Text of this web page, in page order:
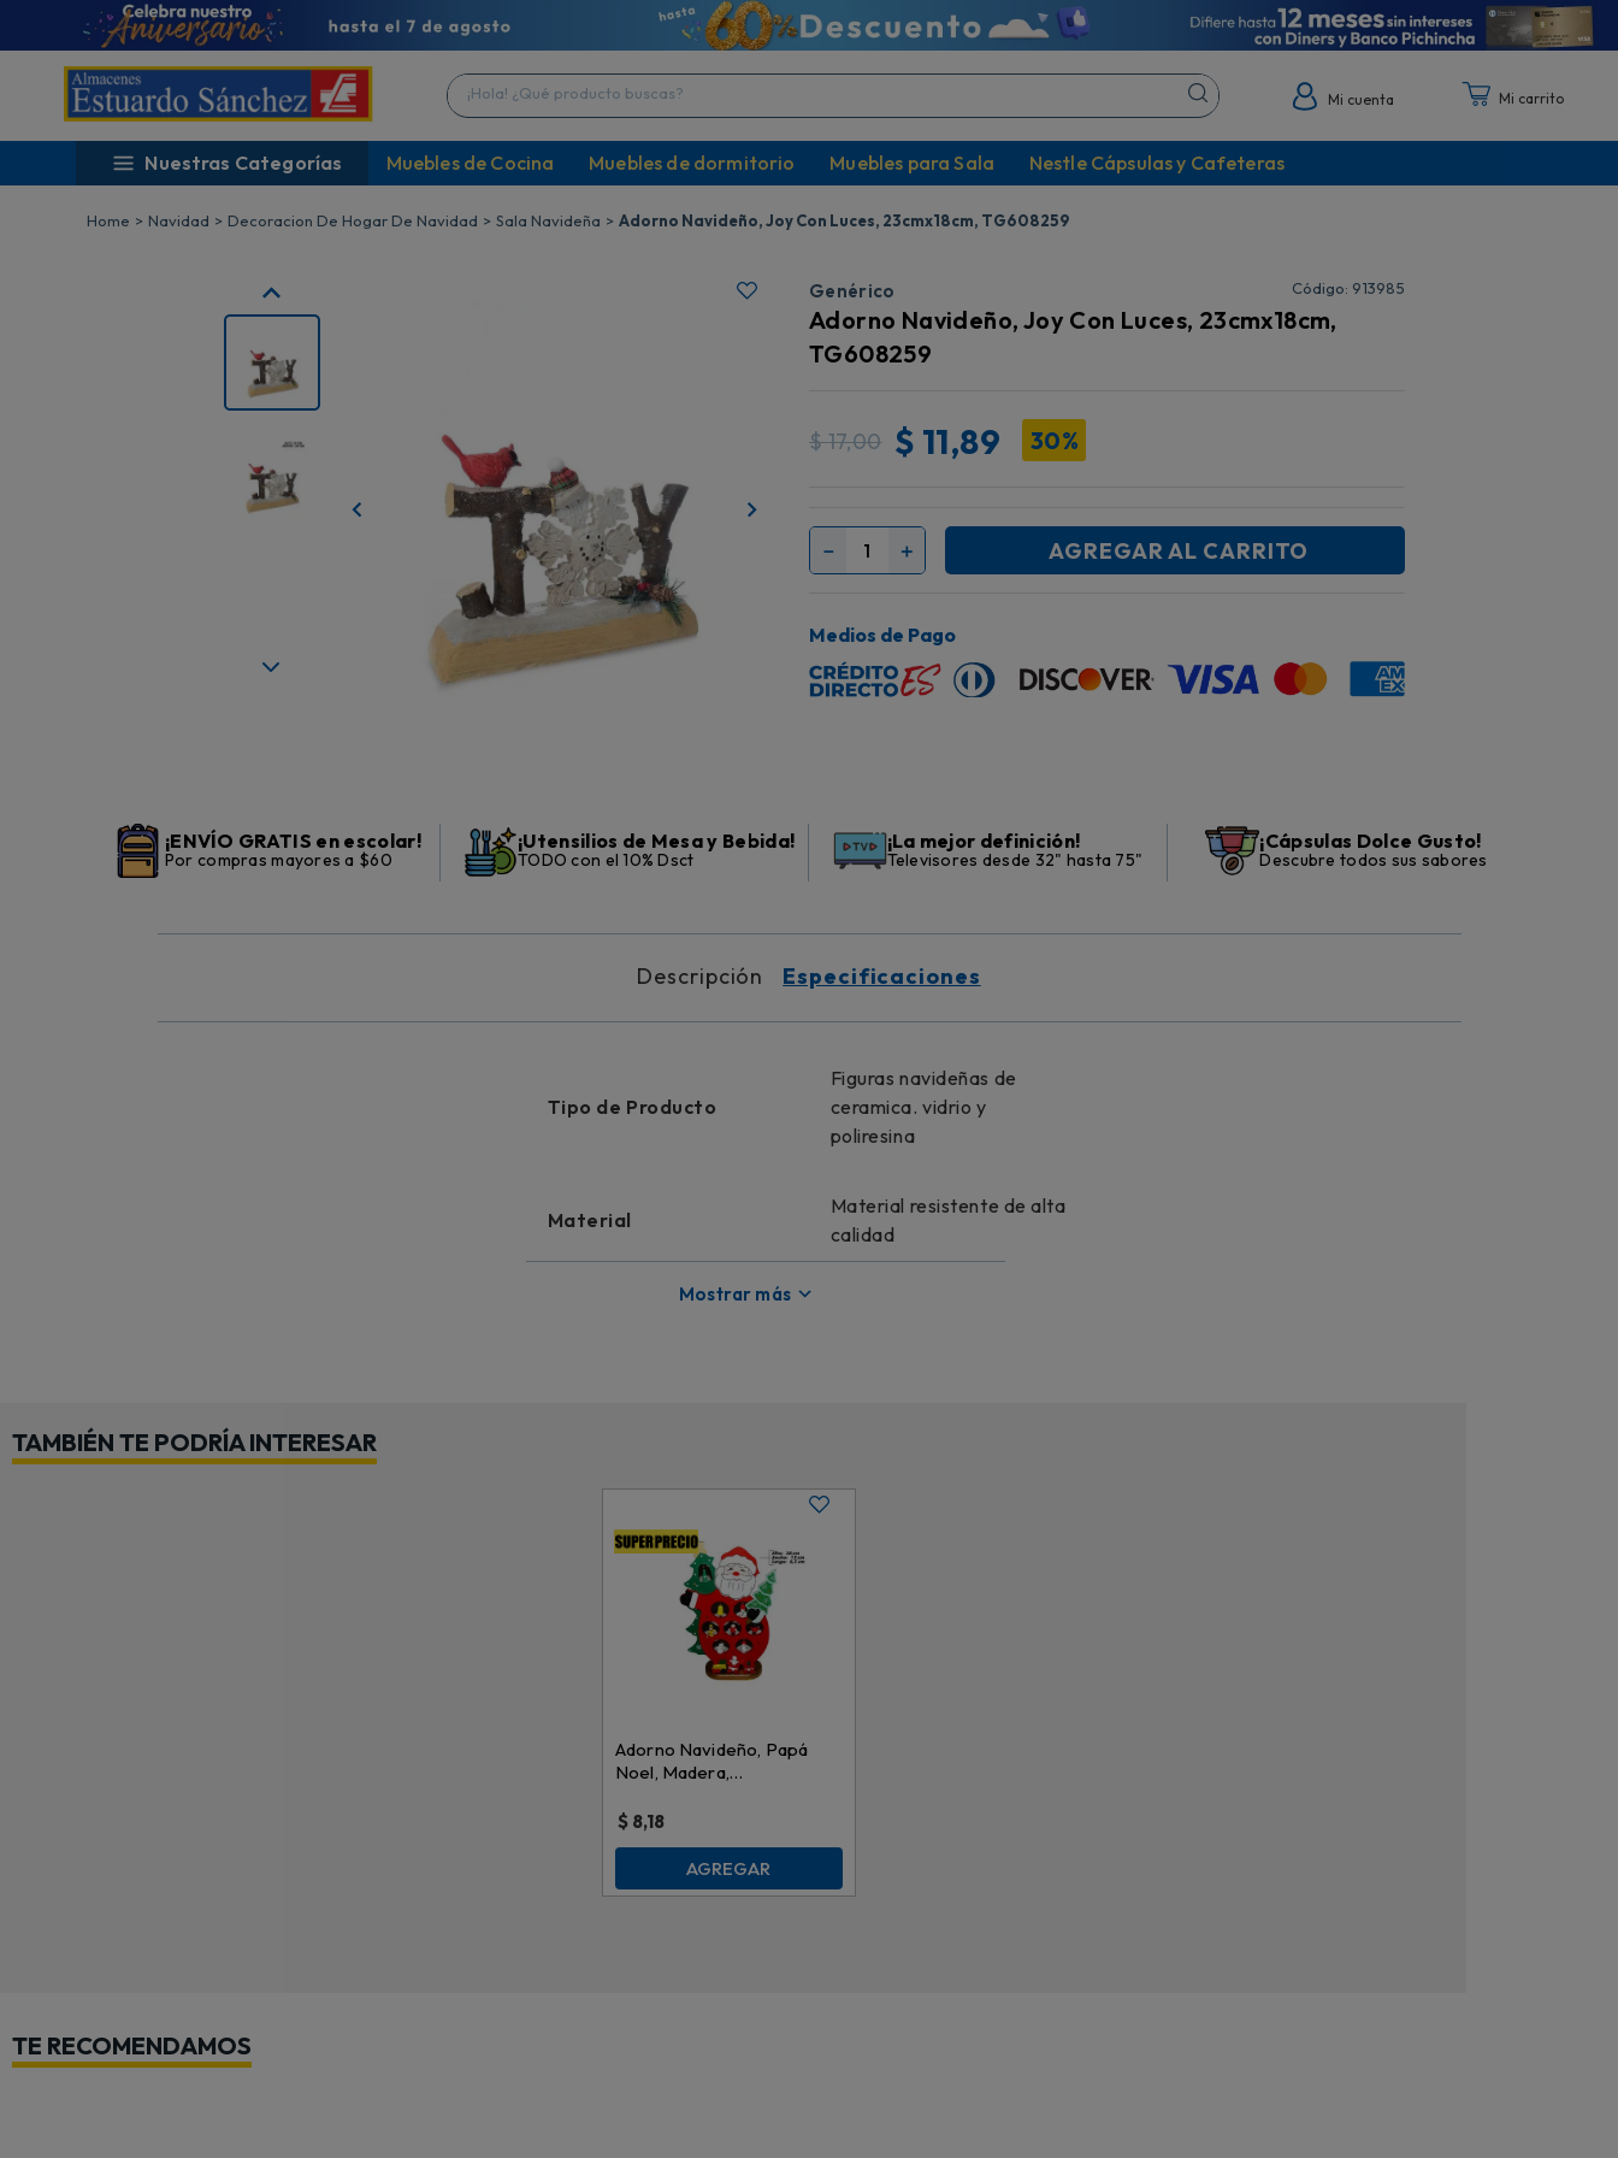
¡Hola! ¿Qué producto buscas?
Mi cuenta
Nuestras Categorías Muebles de Cocina Muebles de dormitorio Muebles para Sala Nestle Cápsulas y Cafeteras
Navidad Decoracion De Hogar De Navidad Sala Navideña Adorno Navideño, Joy Con Luces, 23cmx18cm, TG608259
Genérico : 913985
Adorno Navideño, Joy Con Luces, 23cmx18cm,
TG608259
$17,00 $ 11,89 30%
＋
－ AGREGAR AL CARRITO
Medios de Pago
¡ENVÍO GRATIS en escolar!
Por compras mayores a $60
¡Utensilios de Mesa y Bebida!
TODO con el 10% Dsct
¡La mejor definición!
Televisores desde 32" hasta 75"
¡Cápsulas Dolce Gusto!
Descubre todos sus sabores
Descripción Especificaciones
Tipo de Producto
Figuras navideñas de
ceramica. vidrio y
poliresina
Material
Material resistente de alta
calidad
Mostrar más
TAMBIÉN TE PODRÍA INTERESAR
Adorno Navideño, Papá
Noel, Madera,
287
$ 8,18
AGREGAR
TE RECOMENDAMOS